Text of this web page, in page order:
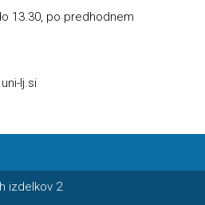
13.30, po predhodnem
lj.si
izdelkov 2